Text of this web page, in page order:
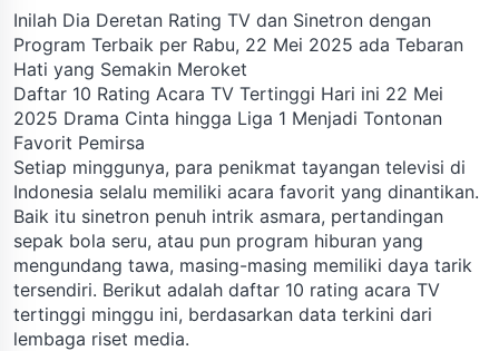
Inilah Dia Deretan Rating TV dan Sinetron dengan
Program Terbaik per Rabu, 22 Mei 2025 ada Tebaran
Hati yang Semakin Meroket
Daftar 10 Rating Acara TV Tertinggi Hari ini 22 Mei
2025 Drama Cinta hingga Liga 1 Menjadi Tontonan
Favorit Pemirsa
Setiap minggunya, para penikmat tayangan televisi di
Indonesia selalu memiliki acara favorit yang dinantikan.
Baik itu sinetron penuh intrik asmara, pertandingan
sepak bola seru, atau pun program hiburan yang
mengundang tawa, masing-masing memiliki daya tarik
tersendiri. Berikut adalah daftar 10 rating acara TV
tertinggi minggu ini, berdasarkan data terkini dari
lembaga riset media.